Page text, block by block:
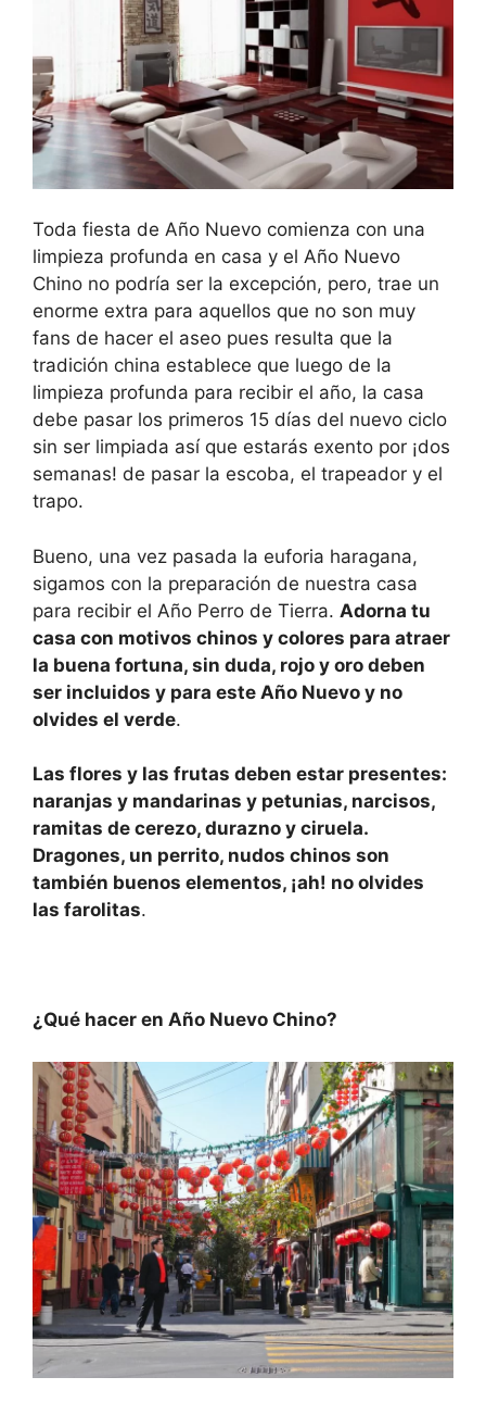
Toda fiesta de Año Nuevo comienza con una
limpieza profunda en casa y el Año Nuevo
Chino no podría ser la excepción, pero, trae un
enorme extra para aquellos que no son muy
fans de hacer el aseo pues resulta que la
tradición china establece que luego de la
limpieza profunda para recibir el año, la casa
debe pasar los primeros 15 días del nuevo ciclo
sin ser limpiada así que estarás exento por ¡dos
semanas! de pasar la escoba, el trapeador y el
trapo.
Bueno, una vez pasada la euforia haragana,
sigamos con la preparación de nuestra casa
para recibir el Año Perro de Tierra. Adorna tu
casa con motivos chinos y colores para atraer
la buena fortuna, sin duda, rojo y oro deben
ser incluidos y para este Año Nuevo y no
olvides el verde.
Las flores y las frutas deben estar presentes:
naranjas y mandarinas y petunias, narcisos,
ramitas de cerezo, durazno y ciruela.
Dragones, un perrito, nudos chinos son
también buenos elementos, ¡ah! no olvides
las farolitas.
¿Qué hacer en Año Nuevo Chino?